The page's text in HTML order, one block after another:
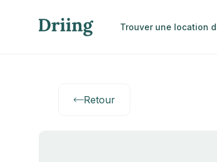
Trouver une location
Retour